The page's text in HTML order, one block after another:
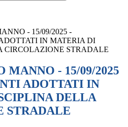
- 15/09/2025 -
IN MATERIA DI
CIRCOLAZIONE STRADALE
MANNO - 15/09/2025
ADOTTATI IN
DELLA
STRADALE